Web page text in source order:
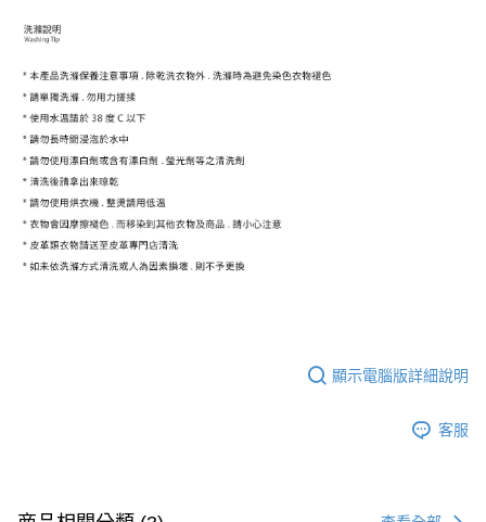
顯示電腦版詳細說明
客服